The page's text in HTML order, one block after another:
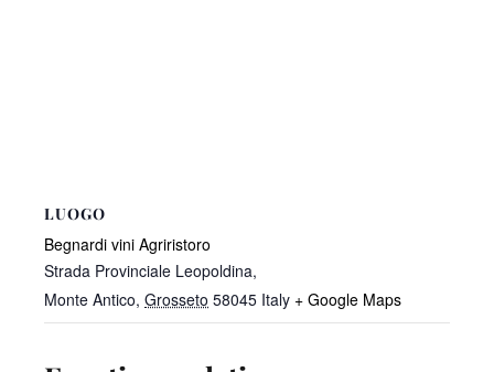
LUOGO
Begnardi vini Agriristoro
Strada Provinciale Leopoldina,
Monte Antico, Grosseto 58045 Italy + Google Maps